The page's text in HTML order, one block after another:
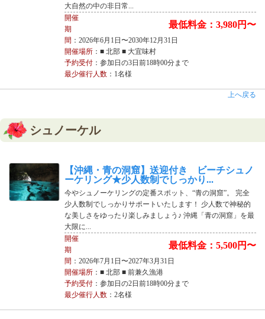
大自然の中の非日常...
最低料金：3,980円〜
開催
期
間 ：2026年6月1日〜2030年12月31日
開催場所：■ 北部 ■ 大宜味村
予約受付：参加日の3日前18時00分まで
最少催行人数：1名様
上へ戻る
シュノーケル
【沖縄・青の洞窟】送迎付き ビーチシュノ
ーケリング★少人数制でしっかり...
今やシュノーケリングの定番スポット、“青の洞窟”。 完全
少人数制でしっかりサポートいたします！ 少人数で神秘的
な美しさをゆったり楽しみましょう♪ 沖縄「青の洞窟」を最
大限に...
最低料金：5,500円〜
開催
期
間 ：2026年7月1日〜2027年3月31日
開催場所：■ 北部 ■ 前兼久漁港
予約受付：参加日の2日前18時00分まで
最少催行人数：2名様